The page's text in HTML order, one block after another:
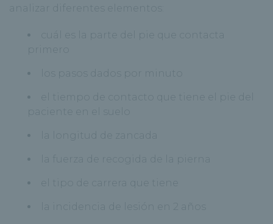
analizar diferentes elementos:
cuál es la parte del pie que contacta
primero
los pasos dados por minuto
el tiempo de contacto que tiene el pie del
paciente en el suelo
la longitud de zancada
la fuerza de recogida de la pierna
el tipo de carrera que tiene
la incidencia de lesión en 2 años